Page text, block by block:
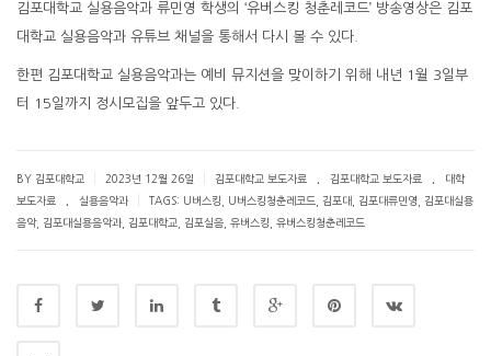
김포대학교 실용음악과 류민영 학생의 ‘유버스킹 청춘레코드’ 방송영상은 김포
대학교 실용음악과 유튜브 채널을 통해서 다시 볼 수 있다.
한편 김포대학교 실용음악과는 예비 뮤지션을 맞이하기 위해 내년 1월 3일부
터 15일까지 정시모집을 앞두고 있다.
BY 김포대학교 2023년 12월 26일 김포대학교 보도자료 김포대학교 보도자료
대학
보도자료
실용음악과 TAGS: U버스킹 U버스킹청춘레코드 김포대 김포대류민영
김포대실용
음악, 김포대실용음악과 김포대학교 김포실음 유버스킹 유버스킹청춘레코드